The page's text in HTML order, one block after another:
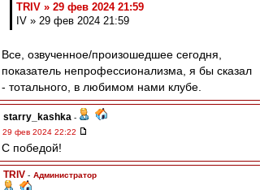
TRIV » 29 фев 2024 21:59
IV » 29 фев 2024 21:59
Все, озвученное/произошедшее сегодня,
показатель непрофессионализма, я бы сказал
- тотального, в любимом нами клубе.
starry_kashka -
29 фев 2024 22:22
С победой!
TRIV - Администратор